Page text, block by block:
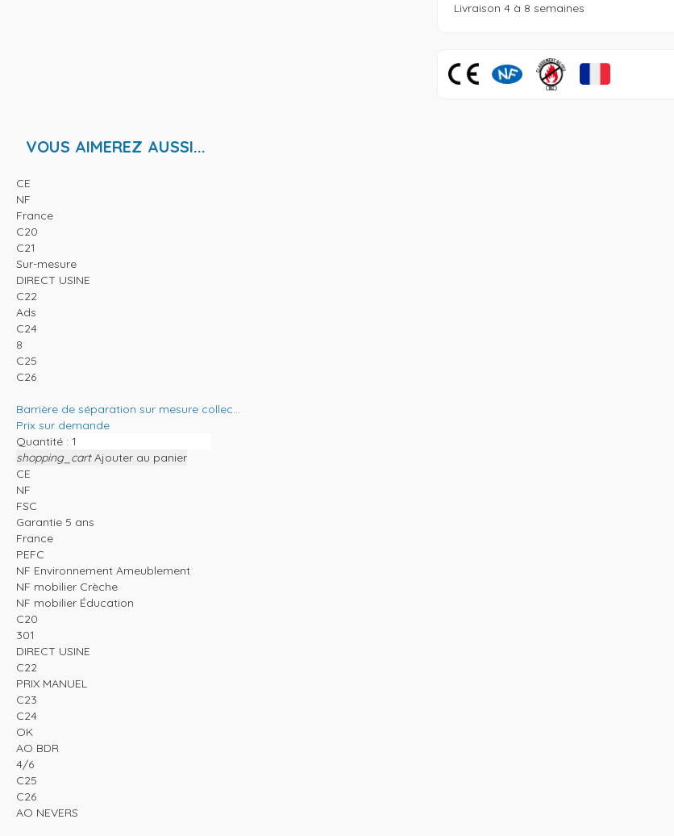
Livraison 4 à 8 semaines
VOUS AIMEREZ AUSSI...
CE
NF
France
C20
C21
Sur-mesure
DIRECT USINE
C22
Ads
C24
8
C25
C26
Barrière de séparation sur mesure collec...
Prix sur demande
Quantité :
shopping_cart Ajouter au panier
CE
NF
FSC
Garantie 5 ans
France
PEFC
NF Environnement Ameublement
NF mobilier Crèche
NF mobilier Éducation
C20
301
DIRECT USINE
C22
PRIX MANUEL
C23
C24
OK
AO BDR
4/6
C25
C26
AO NEVERS